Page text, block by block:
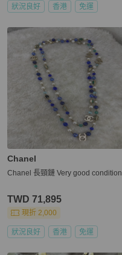
狀況良好 香港 免運
Chanel
Chanel 長頸鏈 Very good condition
TWD 71,895
現折 2,000
狀況良好 香港 免運